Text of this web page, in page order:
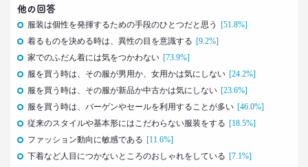
生活総研 上席研究員/コピーライター
前沢 裕文
2021.09.09
40代おじさん・ロンブー淳 人生満点じゃない理由
は日光東照宮？
生活総研 上席研究員/コピーライター
前沢 裕文
2021.09.09
他の回答
服装は個性を発揮するための手段のひとつだと思う
[51.8%]
着るものを決める時は、異性の目を意識する [9.2%]
家でのふだん着には気をつかわない [73.9%]
服を買う時は、その服が男用か、女用かは気にしない [24.2%]
服を買う時は、その服が新品か中古かは気にしない [23.6%]
服を買う時は、バーゲンやセールを利用することが多い [46.0%]
従来のスタイルや基本形にはこだわらない服装をする [18.5%]
ファッション動向に敏感である [11.6%]
下着など人目につかないところのおしゃれをしている [7.1%]